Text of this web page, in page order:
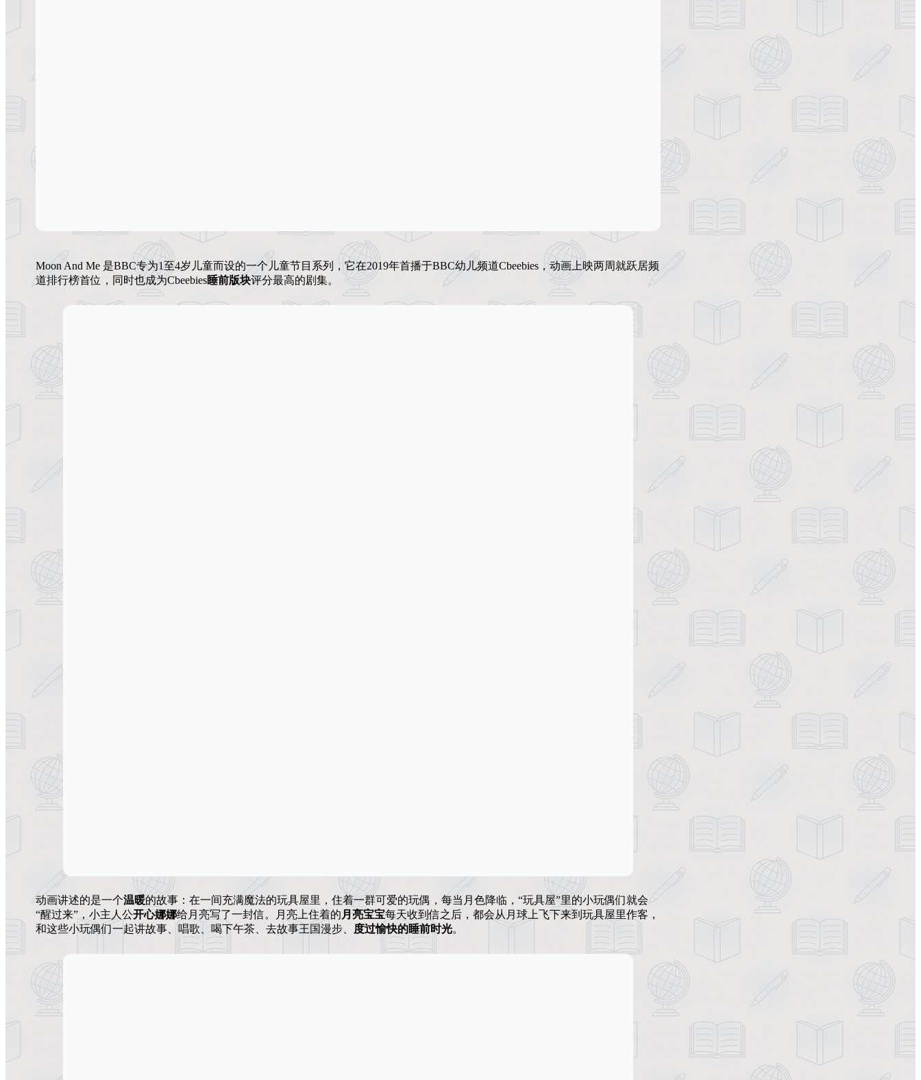
Moon And Me 是BBC专为1至4岁儿童而设的一个儿童节目系列，它在2019年首播于BBC幼儿频道Cbeebies，动画上映两周就跃居频
道排行榜首位，同时也成为Cbeebies睡前版块评分最高的剧集。
动画讲述的是一个温暖的故事：在一间充满魔法的玩具屋里，住着一群可爱的玩偶，每当月色降临，“玩具屋”里的小玩偶们就会
“醒过来”，小主人公开心娜娜给月亮写了一封信。月亮上住着的月亮宝宝每天收到信之后，都会从月球上飞下来到玩具屋里作客，
和这些小玩偶们一起讲故事、唱歌、喝下午茶、去故事王国漫步、
度过愉快的睡前时光。